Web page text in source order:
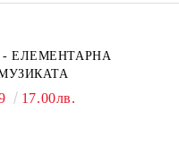
ЕЛЕМЕНТАРНА
17.00лв.